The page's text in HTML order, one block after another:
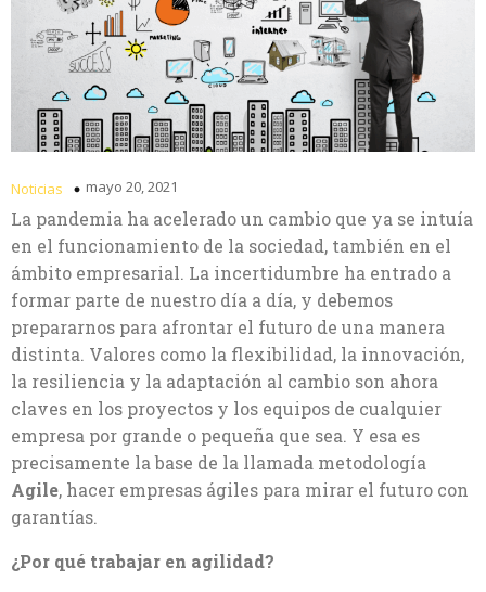
Noticias mayo 20, 2021
La pandemia ha acelerado un cambio que ya se intuía
en el funcionamiento de la sociedad, también en el
ámbito empresarial. La incertidumbre ha entrado a
formar parte de nuestro día a día, y debemos
prepararnos para afrontar el futuro de una manera
distinta. Valores como la flexibilidad, la innovación,
la resiliencia y la adaptación al cambio son ahora
claves en los proyectos y los equipos de cualquier
empresa por grande o pequeña que sea. Y esa es
precisamente la base de la llamada metodología
Agile, hacer empresas ágiles para mirar el futuro con
garantías.
¿Por qué trabajar en agilidad?